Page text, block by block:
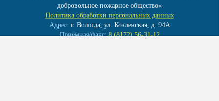
добровольное пожарное общество»
Политика обработки персональных данных
Адрес: г. Вологда, ул. Козленская, д. 94А
Приёмная/факс:8 (8172) 56-31-12